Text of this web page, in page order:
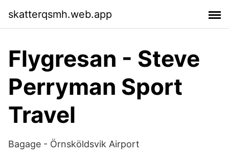
skatterqsmh.web.app
Flygresan - Steve
Perryman Sport
Travel
Bagage - Örnsköldsvik Airport